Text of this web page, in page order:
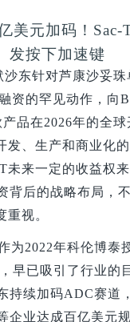
美元加码！Sac-
发按下加速键
沙东针对芦康沙妥珠
资的罕见动作，向
品在2026年的全
发、生产和商业化
未来一定的收益权
背后的战略布局，
重视。
作为2022年科伦博泰
早已吸引了行业的
持续加码ADC赛道
企业达成百亿美元